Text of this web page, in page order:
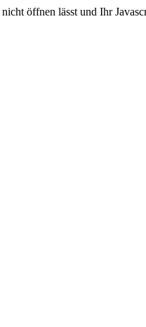
öffnen lässt und Ihr